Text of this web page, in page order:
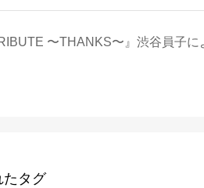
〜THANKS〜』渋谷員子
たタグ